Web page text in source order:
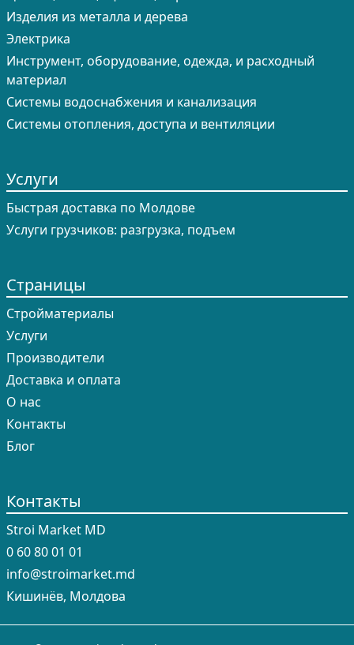
Изделия из металла и дерева
Электрика
Инструмент, оборудование, одежда, и расходный
материал
Системы водоснабжения и канализация
Системы отопления, доступа и вентиляции
Услуги
Быстрая доставка по Молдове
Услуги грузчиков: разгрузка, подъем
Страницы
Cтройматериалы
Услуги
Производители
Доставка и оплата
О нас
Контакты
Блог
Контакты
Stroi Market MD
0 60 80 01 01
info@stroimarket.md
Кишинёв, Молдова